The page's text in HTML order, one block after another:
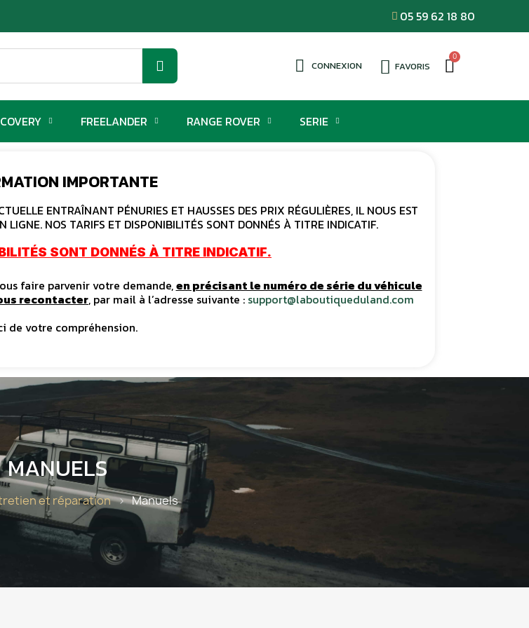
05 59 62 18 80
CONNEXION FAVORIS
FREELANDER RANGE ROVER SERIE
IMPORTANTE
ENTRAÎNANT PÉNURIES ET HAUSSES DES PRIX RÉGULIÈRES, IL NOUS EST
LIGNE. NOS TARIFS ET DISPONIBILITÉS SONT DONNÉS À TITRE INDICATIF.
SONT DONNÉS À TITRE INDICATIF.
faire parvenir votre demande,en précisant le numéro de série du véhicule
recontacter, par mail à l’adresse suivante : support@laboutiqueduland.com
de votre compréhension.
MANUELS
et réparation Manuels